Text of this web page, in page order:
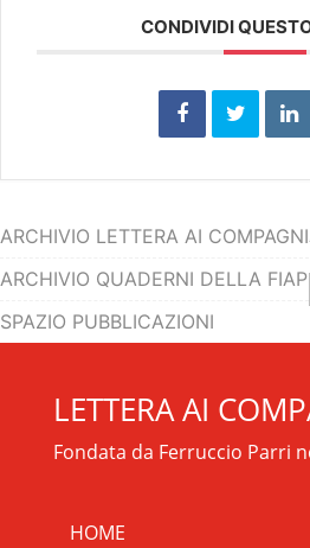
CONDIVIDI
ARCHIVIO LETTERA AI COMPAGNI
ARCHIVIO QUADERNI DELLA FIAP
SPAZIO PUBBLICAZIONI
LETTERA AI
Fondata da Ferruccio Parri
HOME